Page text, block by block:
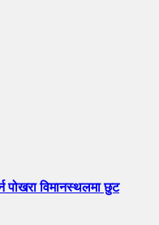
पोखरा विमानस्थलमा छुट